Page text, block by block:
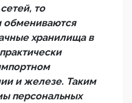
то
обмениваются
хранилища в
и железе. Таким
персональных